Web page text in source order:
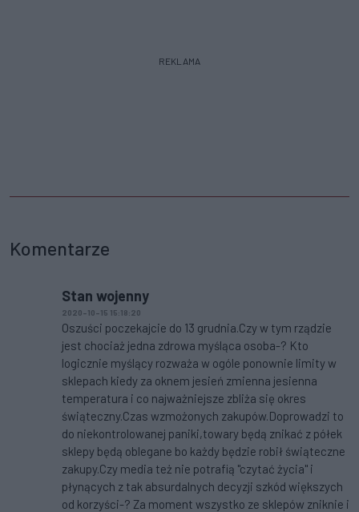
REKLAMA
Komentarze
Stan wojenny
2020-10-15 15:18:20
Oszuści poczekajcie do 13 grudnia.Czy w tym rządzie
jest chociaż jedna zdrowa myśląca osoba-? Kto
logicznie myślący rozważa w ogóle ponownie limity w
sklepach kiedy za oknem jesień zmienna jesienna
temperatura i co najważniejsze zbliża się okres
świąteczny.Czas wzmożonych zakupów.Doprowadzi to
do niekontrolowanej paniki,towary będą znikać z półek
sklepy będą oblegane bo każdy będzie robił świąteczne
zakupy.Czy media też nie potrafią "czytać życia" i
płynących z tak absurdalnych decyzji szkód większych
od korzyści-? Za moment wszystko ze sklepów zniknie i